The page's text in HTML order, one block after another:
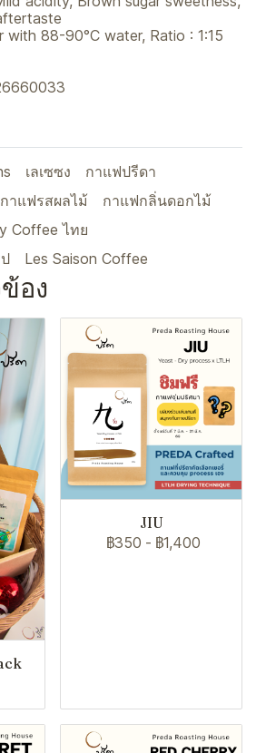
with 88-90°C water, Ratio : 1:15
เลเซซง
กาแฟปรีดา
กาแฟรสผลไม้
กาแฟกลิ่นดอกไม้
Coffee ไทย
Les Saison Coffee
อง
JIU
฿350 - ฿1,400